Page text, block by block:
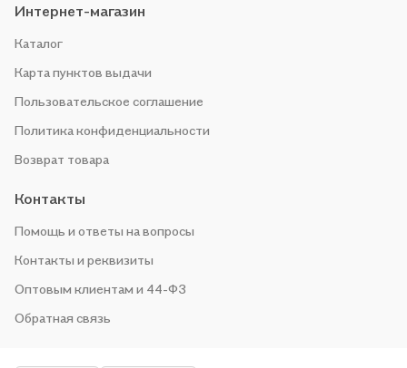
Интернет-магазин
Каталог
Карта пунктов выдачи
Пользовательское соглашение
Политика конфиденциальности
Возврат товара
Контакты
Помощь и ответы на вопросы
Контакты и реквизиты
Оптовым клиентам и 44-ФЗ
Обратная связь